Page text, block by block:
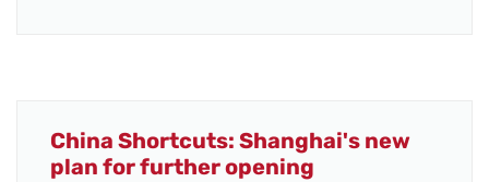
China Shortcuts: Shanghai's new
plan for further opening